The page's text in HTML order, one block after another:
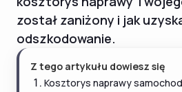
został zaniżony i jak
odszkodowanie.
Z tego artykułu dowiesz się
Kosztorys naprawy